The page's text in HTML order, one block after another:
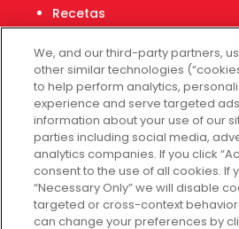
Recetas
Centro Financiero Fiesta
Servicio al cliente
Ayuda
Políticas de privacidad
Términos de uso
Fiesta Survey
We, and our third-party partners,
other similar technologies
to help perform analytics,
experience and serve targeted
information about your use of our
parties including social media,
analytics companies. If you click
consent to the use of all cookies. If
“Necessary Only” we will disable
targeted or cross-context
can change your preferences by